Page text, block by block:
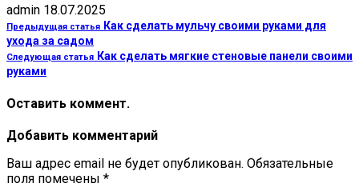
admin 18.07.2025
Предыдущая статья Как сделать мульчу своими руками для
ухода за садом
Следующая статья Как сделать мягкие стеновые панели своими
руками
Оставить коммент.
Добавить комментарий
Ваш адрес email не будет опубликован. Обязательные
поля помечены *